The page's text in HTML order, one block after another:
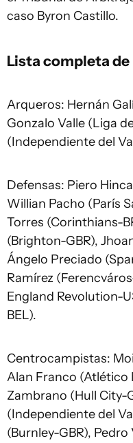
caso Byron Castillo.
Lista completa
Arqueros: Hernán
Gonzalo Valle (Liga
(Independiente del
Defensas: Piero
Willian Pacho (París
Torres (Corinthians-
(Brighton-GBR),
Ángelo Preciado
Ramírez
England Revolution-
BEL).
Centrocampistas:
Alan Franco (Atlético
Zambrano (Hull City-
(Independiente del
(Burnley-GBR),